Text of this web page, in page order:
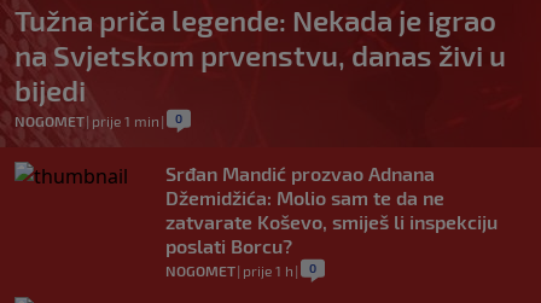
Tužna priča legende: Nekada je igrao
na Svjetskom prvenstvu, danas živi u
bijedi
NOGOMET| prije 1 min | 0
Srđan Mandić prozvao Adnana
Džemidžića: Molio sam te da ne
zatvarate Koševo, smiješ li inspekciju
poslati Borcu?
NOGOMET| prije 1 h | 0